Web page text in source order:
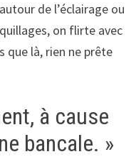
de l’éclairage ou
on flirte avec
que là, rien ne prête
à cause
bancale. »